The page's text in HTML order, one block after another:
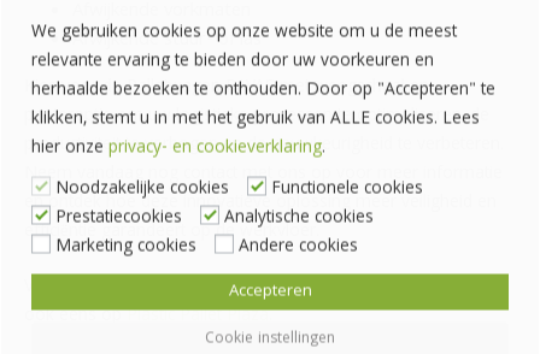
Afwijkende stuur- of las
Kies voor de Palletwagen RAVAS met weegschaal en
printeroptie om uw logistieke processen te optimaliseren, de
productiviteit te verhogen en de nauwkeurigheid te verbeteren.
Neem vandaag nog contact met ons op voor meer informatie
en ontdek hoe deze innovatieve oplossing meer veiligheid en
efficiëntie garandeert op de werkvloer.
Voor ons uitgebreide assortiment aan kunststof producten kijk
ook eens opPlastic Pallet Plaza.
We gebruiken cookies op onze website om u de meest
relevante ervaring te bieden door uw voorkeuren en
herhaalde bezoeken te onthouden. Door op "Accepteren" te
klikken, stemt u in met het gebruik van ALLE cookies. Lees
hier onze privacy- en cookieverklaring.
Noodzakelijke cookies
Functionele cookies
Prestatiecookies
Analytische cookies
Marketing cookies
Andere cookies
Cookie instellingen
Accepteren